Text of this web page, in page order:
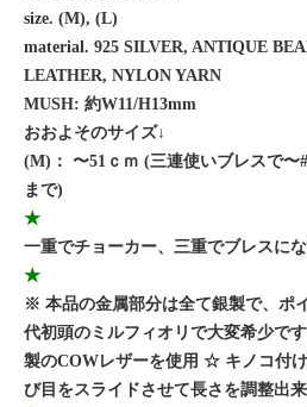
size. (M), (L)
material. 925 SILVER, ANTIQUE
LEATHER, NYLON YARN
MUSH: 約W11/H13mm
おおよそのサイズ↓
(M)： 〜51ｃｍ (三連使いブレスで〜
まで)
★
一重でチョーカー、三重でブレスに
★
※ 本品の金属部分は全て銀製で、ポ
代初頭のミルフィオリで大変希少で
製のCOWレザーを使用 ☆ キノコ付
び目をスライドさせて長さを調整出